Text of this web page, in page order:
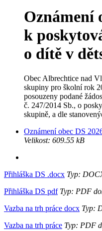
Oznámení
k
o dítě v
Obec Albrechtice nad
skupiny pro školní rok
posouzeny podané
č. 247/2014 Sb., o
skupině, a dle
Oznámení obec DS
Velikost: 609.55 kB
Přihláška DS .docx Typ:
Přihláška DS pdfTyp: PDF
Vazba na trh práce docx Typ:
Vazba na trh práce Typ: PDF